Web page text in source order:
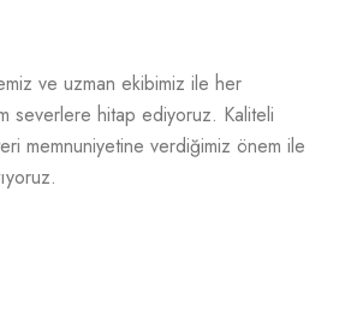
ve uzman ekibimiz ile her
severlere hitap ediyoruz. Kaliteli
memnuniyetine verdiğimiz önem ile